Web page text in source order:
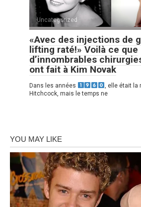
Uncategorized
«Avec des injections de
lifting raté!» Voilà ce que
d’innombrables
ont fait à Kim Novak
Dans les années
, elle était la
Hitchcock, mais le temps ne